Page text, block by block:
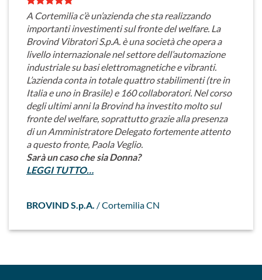
A Cortemilia c’è un’azienda che sta realizzando
importanti investimenti sul fronte del welfare. La
Brovind Vibratori S.p.A. è una società che opera a
livello internazionale nel settore dell’automazione
industriale su basi elettromagnetiche e vibranti.
L’azienda conta in totale quattro stabilimenti (tre in
Italia e uno in Brasile) e 160 collaboratori. Nel corso
degli ultimi anni la Brovind ha investito molto sul
fronte del welfare, soprattutto grazie alla presenza
di un Amministratore Delegato fortemente attento
a questo fronte, Paola Veglio.
Sarà un caso che sia Donna?
LEGGI TUTTO…
BROVIND S.p.A. /Cortemilia CN